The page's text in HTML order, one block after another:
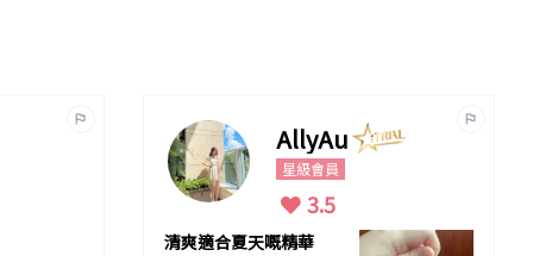
AllyAu
星級會員
3.5
清爽適合夏天嘅精華